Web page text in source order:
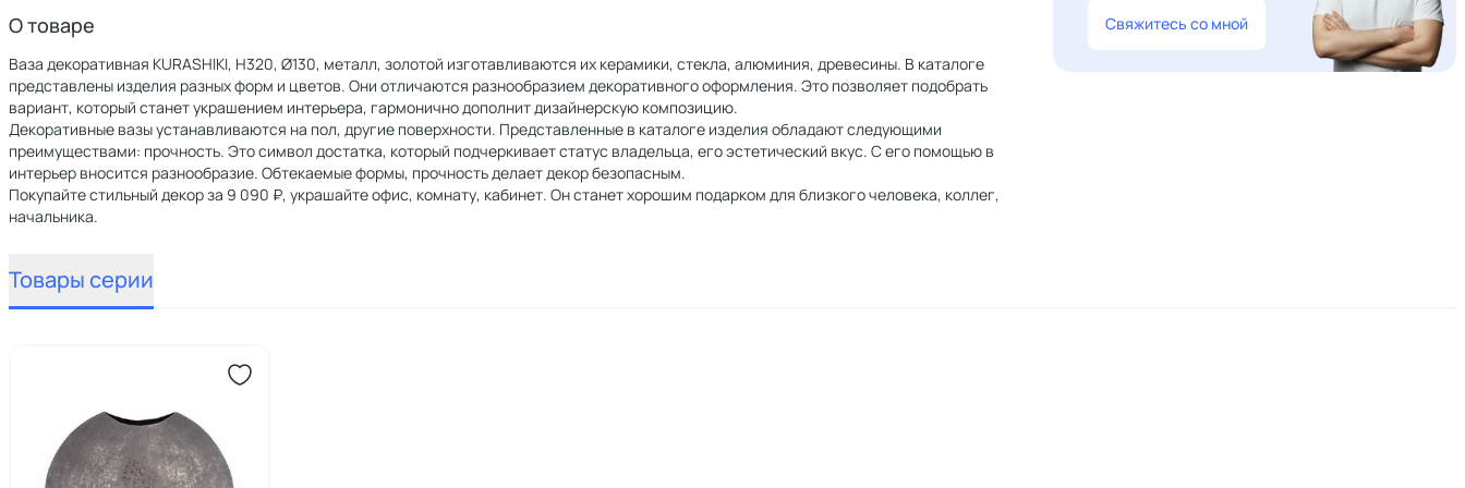
О товаре
Ваза декоративная KURASHIKI, H320, Ø130, металл, золотой изготавливаются их керамики, стекла, алюминия, древесины. В каталоге
представлены изделия разных форм и цветов. Они отличаются разнообразием декоративного оформления. Это позволяет подобрать
вариант, который станет украшением интерьера, гармонично дополнит дизайнерскую композицию.
Декоративные вазы устанавливаются на пол, другие поверхности. Представленные в каталоге изделия обладают следующими
преимуществами: прочность. Это символ достатка, который подчеркивает статус владельца, его эстетический вкус. С его помощью в
интерьер вносится разнообразие. Обтекаемые формы, прочность делает декор безопасным.
Покупайте стильный декор за 9 090 ₽, украшайте офис, комнату, кабинет. Он станет хорошим подарком для близкого человека, коллег,
начальника.
Свяжитесь со мной
Товары серии